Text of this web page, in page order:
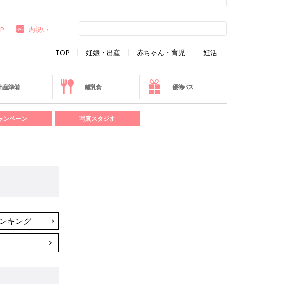
TOP 妊娠・出産 赤ちゃん・育児 妊活
内祝い
産準備 離乳食 優待パス
ンペーン 写真スタジオ
キング